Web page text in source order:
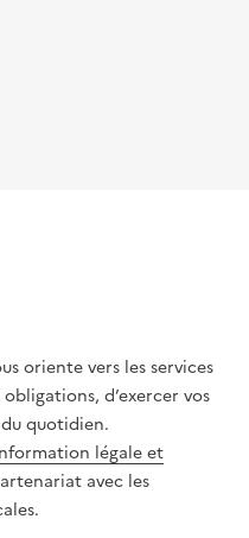
oriente vers les services
d’exercer vos
quotidien.
légale et
avec les